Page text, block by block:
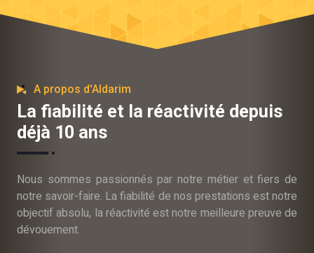
A propos d'Aldarim
La fiabilité et la réactivité depuis
déjà 10 ans
Nous sommes passionnés par notre métier et fiers de
notre savoir-faire. La fiabilité de nos prestations est notre
objectif absolu, la réactivité est notre meilleure preuve de
dévouement.